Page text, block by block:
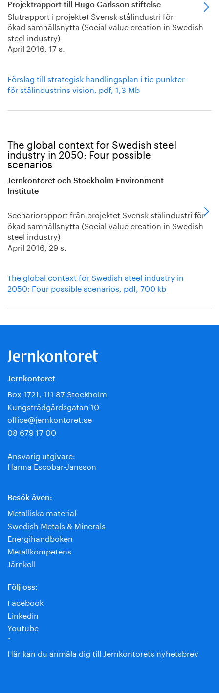
Projektrapport till Hugo Carlsson stiftelse
Slutrapport i projektet Svensk stålindustri för
ökad samhällsnytta (Social value creation in Swedish
steel industry)
April 2016, 17 s.
Förslag till strategisk handlingsplan i tio punkter
för stålindustrins vision, pdf, 1,3 Mb
The global context for Swedish steel
industry in 2050: Four possible
scenarios
Jernkontoret och Stockholm Environment
Institute
Scenariorapport från projektet Svensk stålindustri för
ökad samhällsnytta (Social value creation in Swedish
steel industry)
April 2016, 29 s.
The global context for Swedish steel industry in
2050: Four possible scenarios, pdf, 700 kb
Jernkontoret
Box 1721, 111 87 Stockholm
Kungsträdgårdsgatan 10
office@jernkontoret.se
08 679 17 00
Ansvarig utgivare:
Hanna Escobar-Jansson
Besök även:
Metalliska material
Swedish Metals & Minerals
Energihandboken
Metallkompetens
Järnkoll
Följ oss:
Facebook
Linkedin
Youtube
¨
Här kan du anmäla dig till Jernkontorets nyhetsbrev